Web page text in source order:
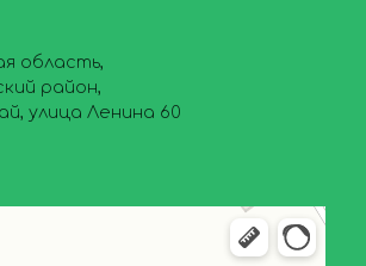
область,
район,
улица Ленина 60